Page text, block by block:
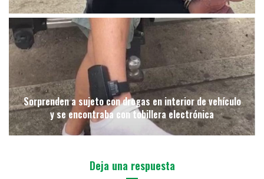
Sorprenden a sujeto con drogas en interior de vehículo
y se encontraba con tobillera electrónica
Deja una respuesta